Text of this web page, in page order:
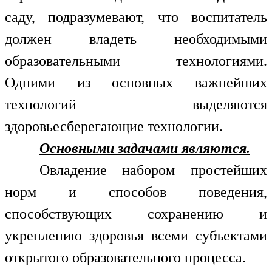
саду, подразумевают, что воспитатель
должен владеть необходимыми
образовательными технологиями.
Одними из основных важнейших
технологий выделяются
здоровьесберегающие технологии.
Основными задачами являются.
Овладение набором простейших
норм и способов поведения,
способствующих сохранению и
укреплению здоровья всеми субъектами
открытого образовательного процесса.